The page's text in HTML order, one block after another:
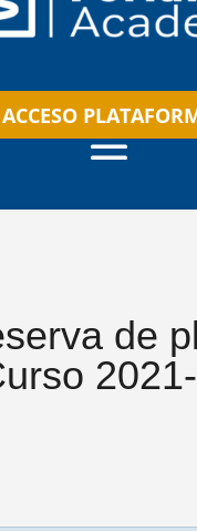
ACCESO
de